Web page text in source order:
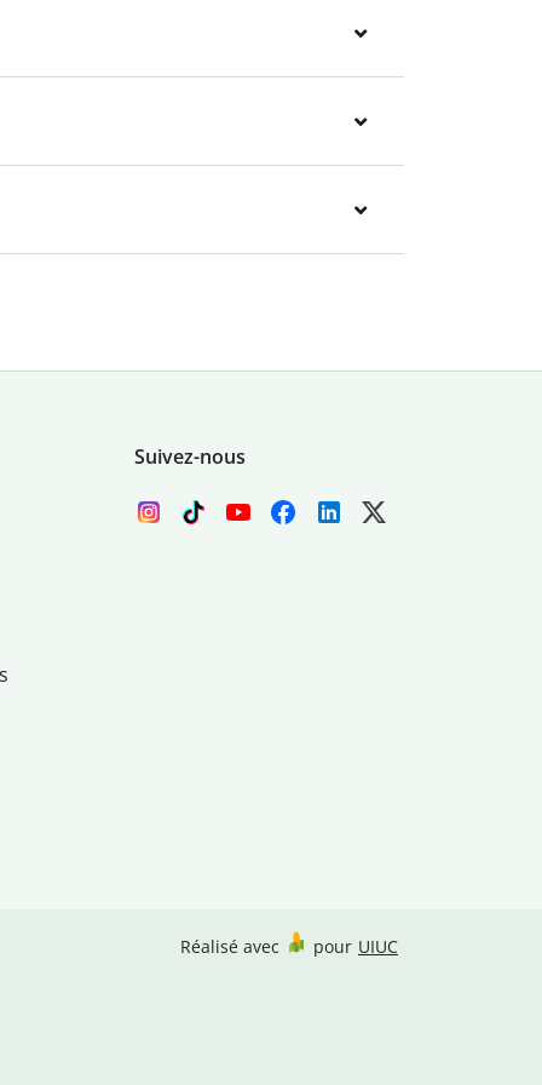
Suivez-nous
Réalisé avec pour UIUC